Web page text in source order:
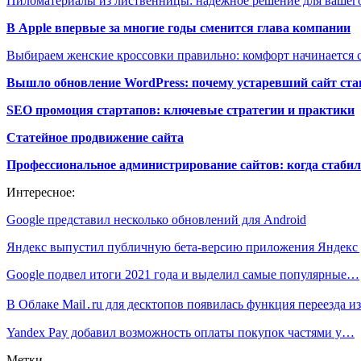
В Apple впервые за многие годы сменится глава компании
Выбираем женские кроссовки правильно: комфорт начинается
Вышло обновление WordPress: почему устаревший сайт
SEO промоция стартапов: ключевые стратегии и практики
Статейное продвижение сайта
Профессиональное администрирование сайтов: когда
Интересное:
Google представил несколько обновлений для Android
Яндекс выпустил публичную бета-версию приложения
Google подвел итоги 2021 года и выделил самые популярные…
В Облаке Mail․ru для десктопов появилась функция переезда
Yandex Pay добавил возможность оплаты покупок частями у…